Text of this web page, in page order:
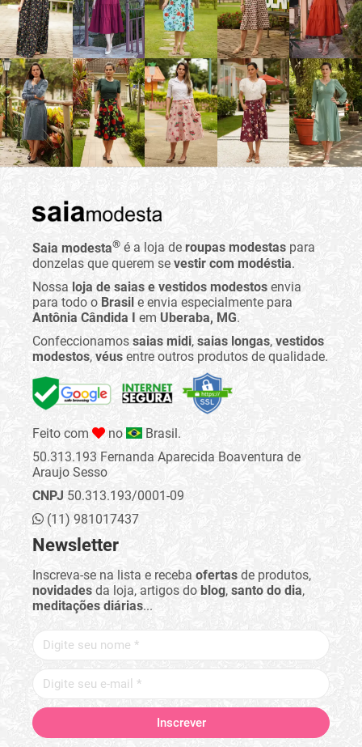
Saia modesta® é a loja de roupas modestas para
donzelas que querem se vestir com modéstia.
Nossa loja de saias e vestidos modestos envia
para todo o Brasil e envia especialmente para
Antônia Cândida I em Uberaba, MG.
Confeccionamos saias midi, saias longas, vestidos
modestos, véus entre outros produtos de qualidade.
Feito com no
Brasil.
50.313.193 Fernanda Aparecida Boaventura de
Araujo Sesso
CNPJ 50.313.193/0001-09
(11) 981017437
Newsletter
Inscreva-se na lista e receba ofertas de produtos,
novidades da loja, artigos do blog, santo do dia,
meditações diárias...